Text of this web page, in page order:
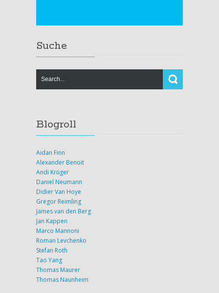
Suche
Blogroll
Aidan Finn
Alexander Benoit
Andi Krüger
Daniel Neumann
Didier Van Hoye
Gregor Reimling
James van den Berg
Jan Kappen
Marco Mannoni
Roman Levchenko
Stefan Roth
Tao Yang
Thomas Maurer
Thomas Naunheim